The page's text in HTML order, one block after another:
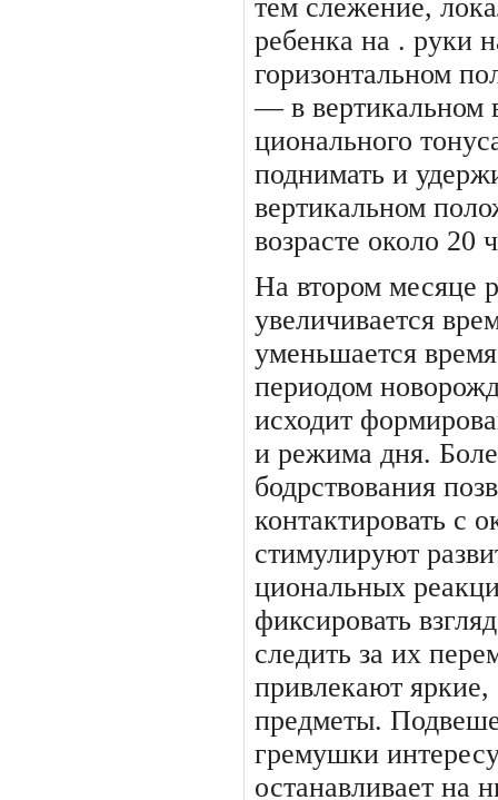
тем слежение,
ребенка на . руки
горизонтальном
— в вертикальном
ционального
поднимать и
вертикальном
возрасте около 20
На втором месяце
увеличивает­ся
уменьшается
периодом
исходит
и режи­ма дня.
бодрствования
контактировать с
стимулируют
циональных
фиксировать
следить за их
привлекают
предметы.
гремушки
останавливает на